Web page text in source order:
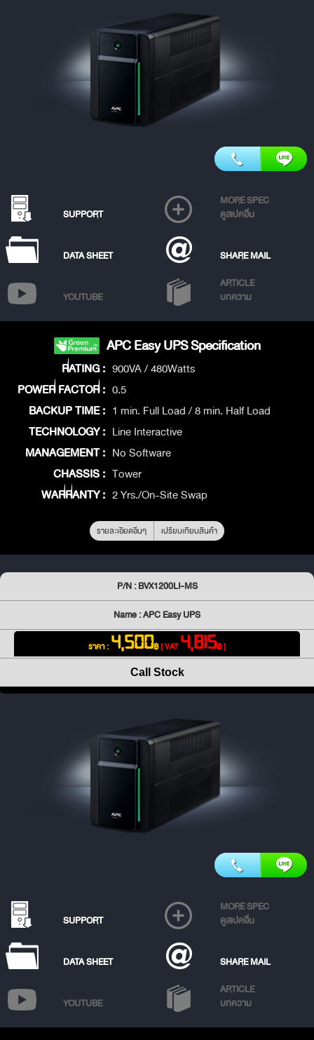
SUPPORT
MORE SPEC
ดูสเปคอื่น
DATA SHEET SHARE MAIL
YOUTUBE
ARTICLE
บทความ
APC Easy UPS Specification
RATING : 900VA / 480Watts
POWER FACTOR : 0.5
BACKUP TIME : 1 min. Full Load / 8 min. Half Load
TECHNOLOGY : Line Interactive
MANAGEMENT : No Software
CHASSIS : Tower
WARRANTY : 2 Yrs./On-Site Swap
รายละเอียดอื่นๆ เปรียบเทียบสินค้า
P/N : BVX1200LI-MS
Name : APC Easy UPS
ราคา : 4,500฿[ VAT4,815฿ ]
Call Stock
SUPPORT
MORE SPEC
ดูสเปคอื่น
DATA SHEET SHARE MAIL
YOUTUBE
ARTICLE
บทความ